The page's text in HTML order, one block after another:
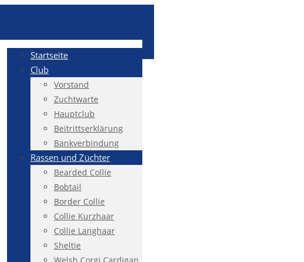
Startseite
Club
Vorstand
Zuchtwarte
Hauptclub
Beitrittserklärung
Bankverbindung
Rassen und Züchter
Bearded Collie
Bobtail
Border Collie
Collie Kurzhaar
Collie Langhaar
Sheltie